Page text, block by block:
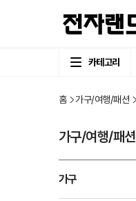
카테고리
홈 가구/여행/패션
가구/여행/패션
가구